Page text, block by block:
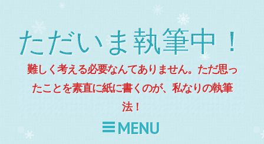
ただいま執筆中！
難しく考える必要なんてありません。ただ思っ
たことを素直に紙に書くのが、私なりの執筆
法！
MENU